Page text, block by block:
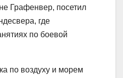
Графенвер, посетил
где
по боевой
по воздуху и морем